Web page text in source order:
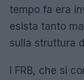
tempo fa era
esista tanto
sulla struttura
I FRB, che si